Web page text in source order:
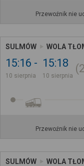
Przewoźnik nie
SULMÓW WOLA
15:16
10 sierpnia
15:18
10 sierpnia
Przewoźnik nie
SULMÓW WOLA